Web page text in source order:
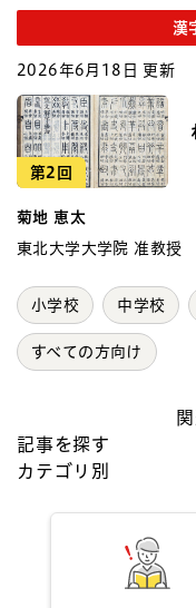
漢
2026年6月18日 更新
第2回
菊地 恵太
東北大学大学院 准教授
小学校 中学校
すべての方向け
記事を探す
カテゴリ別